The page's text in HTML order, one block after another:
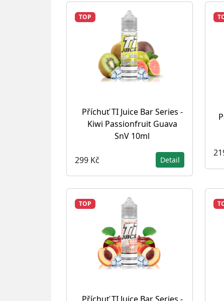
TOP
Příchuť TI Juice Bar Series -
Kiwi Passionfruit Guava
SnV 10ml
299 Kč Detail
TOP